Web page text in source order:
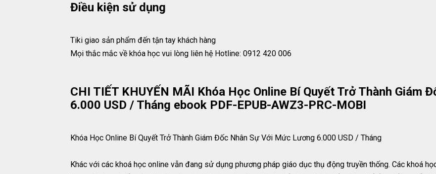
Điều kiện sử dụng
Tiki giao sản phẩm đến tận tay khách hàng
Mọi thắc mắc về khóa học vui lòng liên hệ Hotline: 0912 420 006
CHI TIẾT KHUYẾN MÃI Khóa Học Online Bí Quyết Trở Thành Giám
6.000 USD / Tháng ebook PDF-EPUB-AWZ3-PRC-MOBI
Khóa Học Online Bí Quyết Trở Thành Giám Đốc Nhân Sự Với Mức Lương 6.000 USD / Tháng
Khác với các khoá học online vẫn đang sử dụng phương pháp giáo dục thụ động truyền thống. Các khoá